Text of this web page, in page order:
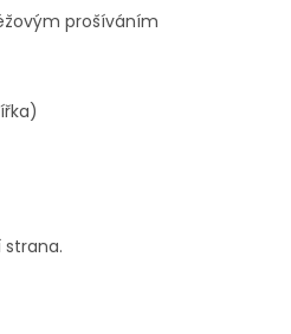
prošíváním
strana.